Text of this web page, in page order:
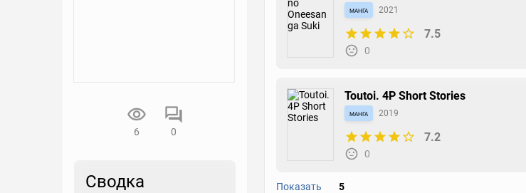
6 0
Сводка
манга 2021
7.5
0
Toutoi. 4P Short Stories
манга 2019
7.2
0
Показать 5